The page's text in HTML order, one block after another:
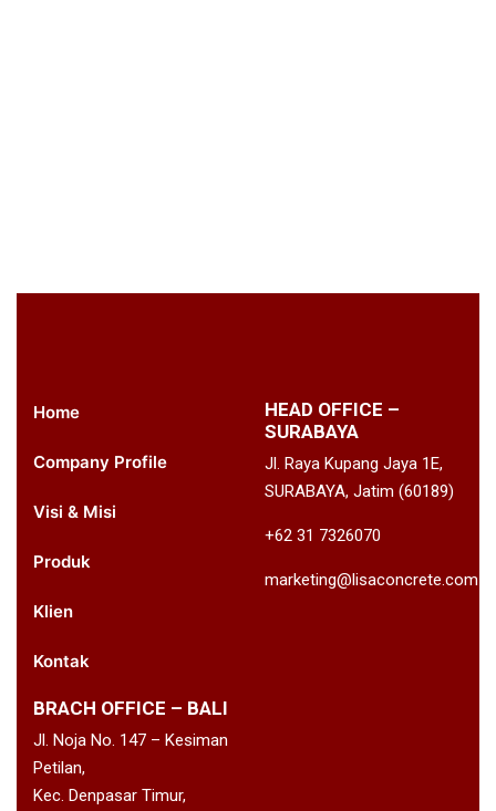
Home
Company Profile
Visi & Misi
Produk
Klien
Kontak
HEAD OFFICE –
SURABAYA
Jl. Raya Kupang Jaya 1E,
SURABAYA, Jatim (60189)
+62 31 7326070
marketing@lisaconcrete.com
BRACH OFFICE – BALI
Jl. Noja No. 147 – Kesiman
Petilan,
Kec. Denpasar Timur,